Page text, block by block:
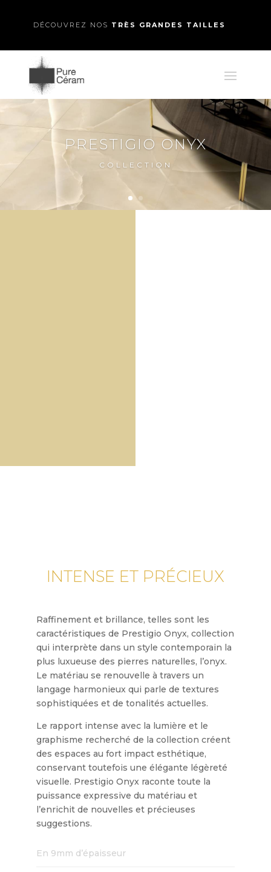
DÉCOUVREZ NOS TRÈS GRANDES TAILLES
PRESTIGIO ONYX
COLLECTION
INTENSE ET PRÉCIEUX
Raffinement et brillance, telles sont les
caractéristiques de Prestigio Onyx, collection
qui interprète dans un style contemporain la
plus luxueuse des pierres naturelles, l’onyx.
Le matériau se renouvelle à travers un
langage harmonieux qui parle de textures
sophistiquées et de tonalités actuelles.
Le rapport intense avec la lumière et le
graphisme recherché de la collection créent
des espaces au fort impact esthétique,
conservant toutefois une élégante légèreté
visuelle. Prestigio Onyx raconte toute la
puissance expressive du matériau et
l’enrichit de nouvelles et précieuses
suggestions.
En 9mm d’épaisseur